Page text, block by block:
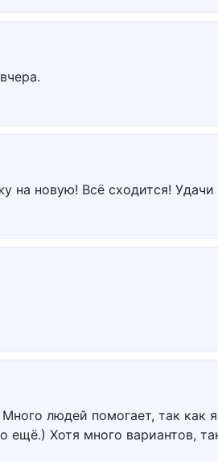
новую! Всё сходится! Удачи
людей помогает, так как
ещё.) Хотя много вариантов,